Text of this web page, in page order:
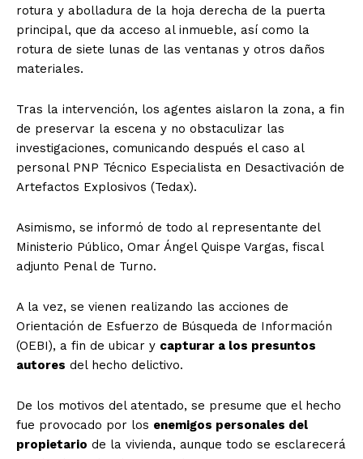
rotura y abolladura de la hoja derecha de la puerta
principal, que da acceso al inmueble, así como la
rotura de siete lunas de las ventanas y otros daños
materiales.
Tras la intervención, los agentes aislaron la zona, a fin
de preservar la escena y no obstaculizar las
investigaciones, comunicando después el caso al
personal PNP Técnico Especialista en Desactivación de
Artefactos Explosivos (Tedax).
Asimismo, se informó de todo al representante del
Ministerio Público, Omar Ángel Quispe Vargas, fiscal
adjunto Penal de Turno.
A la vez, se vienen realizando las acciones de
Orientación de Esfuerzo de Búsqueda de Información
(OEBI), a fin de ubicar y capturar a los presuntos
autores del hecho delictivo.
De los motivos del atentado, se presume que el hecho
fue provocado por los enemigos personales del
propietario de la vivienda, aunque todo se esclarecerá